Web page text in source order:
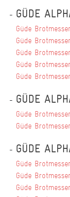
GÜDE
Güde
Güde
Güde
Güde
Güde
GÜDE
Güde
Güde
GÜDE
Güde
Güde
Güde